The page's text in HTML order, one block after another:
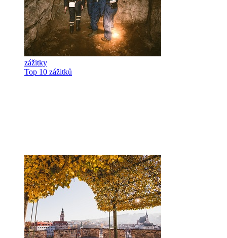
zážitky
Top 10 zážitků